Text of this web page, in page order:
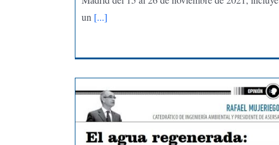
un [...]